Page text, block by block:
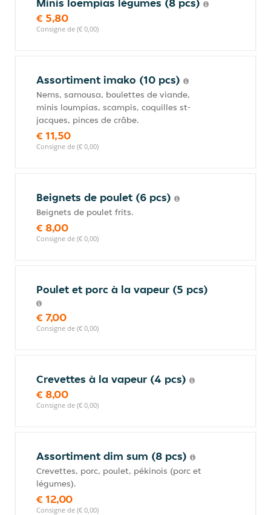
€ 5,80
Consigne de (€ 0,00)
Assortiment imako (10 pcs)
Nems, samousa, boulettes de viande,
minis loumpias, scampis, coquilles st-
jacques, pinces de crâbe.
€ 11,50
Consigne de (€ 0,00)
Beignets de poulet (6 pcs)
Beignets de poulet frits.
€ 8,00
Consigne de (€ 0,00)
Poulet et porc à la vapeur (5 pcs)
€ 7,00
Consigne de (€ 0,00)
Crevettes à la vapeur (4 pcs)
€ 8,00
Consigne de (€ 0,00)
Assortiment dim sum (8 pcs)
Crevettes, porc, poulet, pékinois (porc et
légumes).
€ 12,00
Consigne de (€ 0,00)